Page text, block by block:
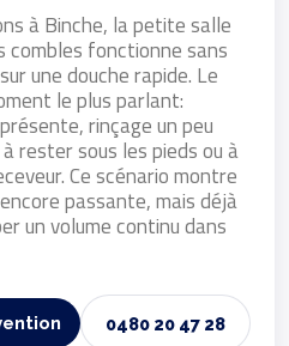
à Binche, la petite salle
combles fonctionne sans
une douche rapide. Le
le plus parlant:
rinçage un peu
rester sous les pieds ou à
Ce scénario montre
passante, mais déjà
un volume continu dans
0480 20 47 28